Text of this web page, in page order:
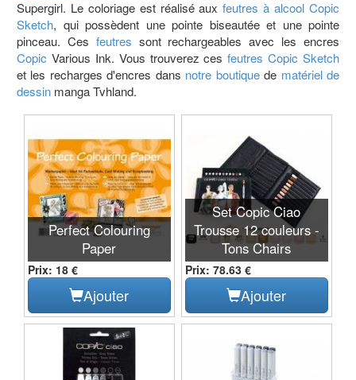
Supergirl. Le coloriage est réalisé auxfeutres à alcool Copic
Sketch, qui possèdent une pointe biseautée et une pointe
pinceau. Ces feutres sont rechargeables avec les encres
Copic Various Ink. Vous trouverez cesfeutres Copic Sketch
et les recharges d'encres dans notre boutiquede matériel de
dessin manga Tvhland.
Perfect Colouring
Paper
Prix: 18 €
Ajouter
Set Copic Ciao
Trousse 12 couleurs -
Tons Chairs
Prix: 78.63 €
Ajouter